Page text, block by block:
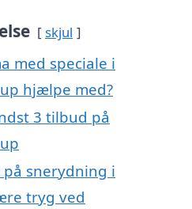
skjul
med speciale i
hjælpe med?
3 tilbud på
snerydning i
tryg ved